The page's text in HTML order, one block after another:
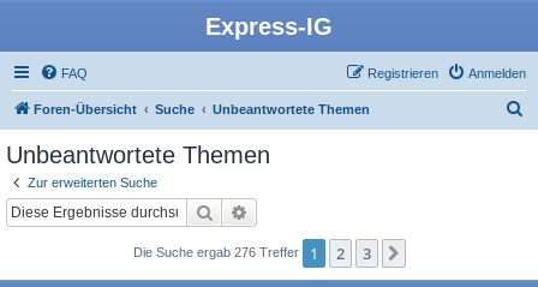
Express-IG
FAQ Anmelden
Registrieren
Foren-Übersicht Suche Unbeantwortete Themen
Unbeantwortete Themen
Zur erweiterten Suche
Suche
Die Suche ergab 276 Treffer 1 2 3